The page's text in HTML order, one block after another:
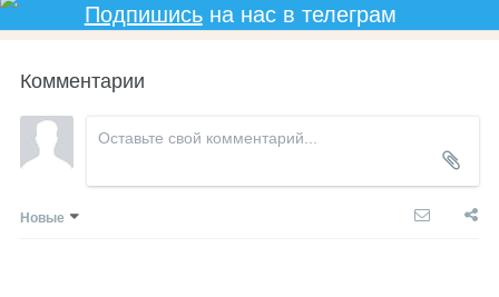
Подпишисьна нас в телеграм
Комментарии
Новые